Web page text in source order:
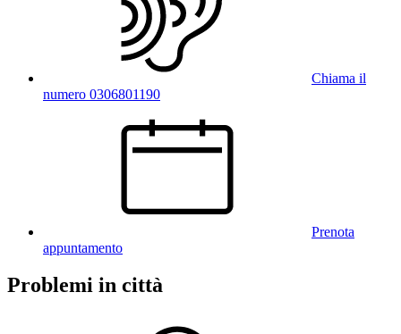
Chiama il
numero 0306801190
Prenota
appuntamento
Problemi in città